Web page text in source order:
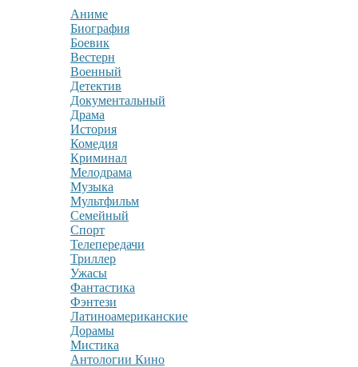
Аниме
Биография
Боевик
Вестерн
Военный
Детектив
Документальный
Драма
История
Комедия
Криминал
Мелодрама
Музыка
Мультфильм
Семейный
Спорт
Телепередачи
Триллер
Ужасы
Фантастика
Фэнтези
Латиноамериканские
Дорамы
Мистика
Антологии Кино